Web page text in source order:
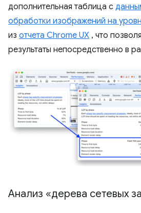
дополнительная таблица с
обработки изображений на
из отчета Chrome UX , что
результаты непосредственно в
Анализ «дерева сетевых